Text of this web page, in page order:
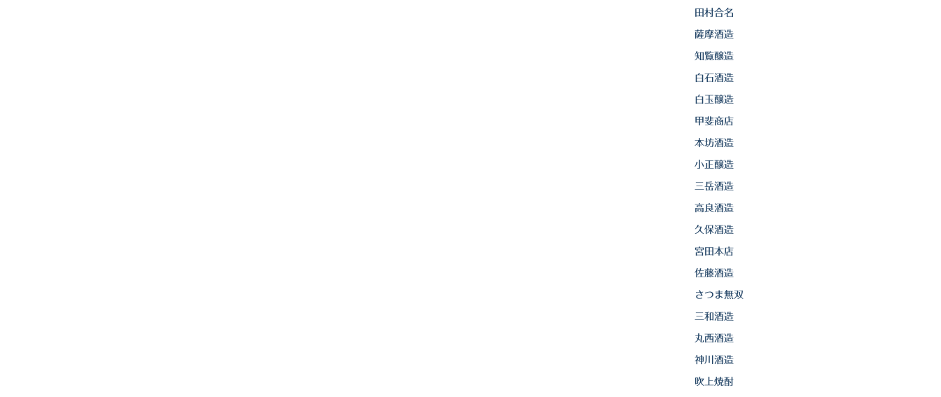
田村合名
薩摩酒造
知覧醸造
白石酒造
白玉醸造
甲斐商店
本坊酒造
小正醸造
三岳酒造
高良酒造
久保酒造
宮田本店
佐藤酒造
さつま無双
三和酒造
丸西酒造
神川酒造
吹上焼酎